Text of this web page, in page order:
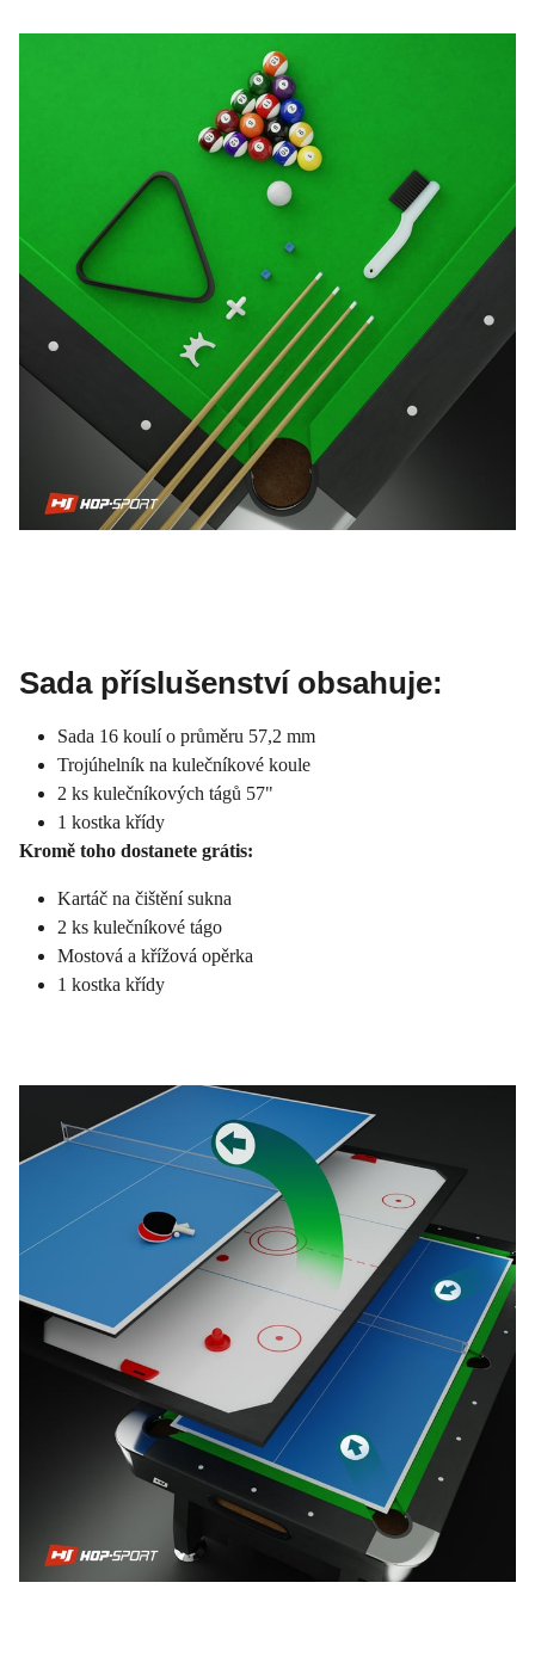
Sada příslušenství obsahuje:
Sada 16 koulí o průměru 57,2 mm
Trojúhelník na kulečníkové koule
2 ks kulečníkových tágů 57"
1 kostka křídy
Kromě toho dostanete grátis:
Kartáč na čištění sukna
2 ks kulečníkové tágo
Mostová a křížová opěrka
1 kostka křídy